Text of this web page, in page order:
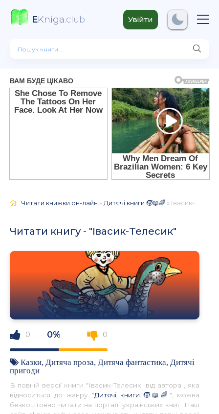
EKniga.club Увійти
Читати книжки он-лайн » Дитячі книги 🧒📖🌈 » Івасик-Телесик
Читати книгу - "Івасик-Телесик"
0 0% 0
Казки Дитяча проза Дитяча фантастика
Дитячі
пригоди
В повній версії книги "Івасик-Телесик" від автора , яка
відноситься до жанру "Дитячі книги 🧒📖🌈 ", можна
безкоштовно читати на порталі українських книг. Наш